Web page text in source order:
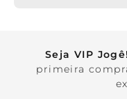
Seja VIP Jogê!
primeira